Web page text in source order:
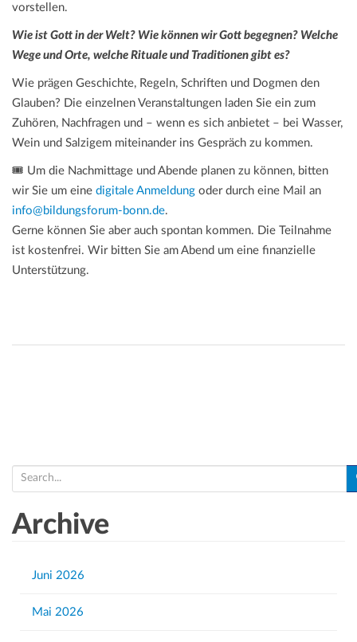
vorstellen.
Wie ist Gott in der Welt? Wie können wir Gott begegnen? Welche
Wege und Orte, welche Rituale und Traditionen gibt es?
Wie prägen Geschichte, Regeln, Schriften und Dogmen den
Glauben? Die einzelnen Veranstaltungen laden Sie ein zum
Zuhören, Nachfragen und – wenn es sich anbietet – bei Wasser,
Wein und Salzigem miteinander ins Gespräch zu kommen.
🎟️ Um die Nachmittage und Abende planen zu können, bitten
wir Sie um eine digitale Anmeldung oder durch eine Mail an
info@bildungsforum-bonn.de.
Gerne können Sie aber auch spontan kommen. Die Teilnahme
ist kostenfrei. Wir bitten Sie am Abend um eine finanzielle
Unterstützung.
e
rArchive
Juni 2026
Mai 2026